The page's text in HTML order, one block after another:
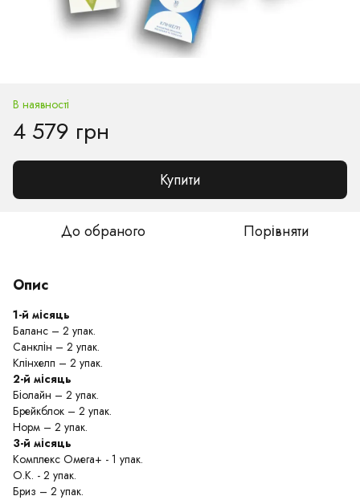
В наявності
4 579 грн
Купити
До обраного Порівняти
Опис
1-й місяць
Баланс – 2 упак.
Санклін – 2 упак.
Клінхелп – 2 упак.
2-й місяць
Біолайн – 2 упак.
Брейкблок – 2 упак.
Норм – 2 упак.
3-й місяць
Комплекс Омега+ - 1 упак.
О.К. - 2 упак.
Бриз – 2 упак.